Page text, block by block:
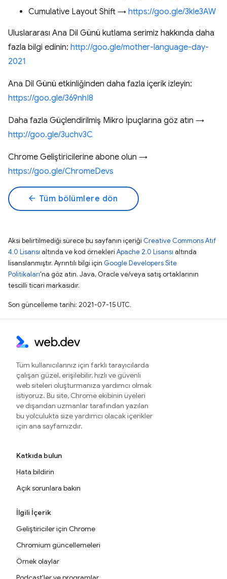
Cumulative Layout Shift → https://goo.gle/3kle3AW
Uluslararası Ana Dil Günü kutlama serimiz hakkında daha
fazla bilgi edinin: http://goo.gle/mother-language-day-
2021
Ana Dil Günü etkinliğinden daha fazla içerik izleyin:
https://goo.gle/369nhI8
Daha fazla Güçlendirilmiş Mikro İpuçlarına göz atın →
http://goo.gle/3uchv3C
Chrome Geliştiricilerine abone olun →
https://goo.gle/ChromeDevs
arrow_back Tüm bölümlere dön
Aksi belirtilmediği sürece bu sayfanın içeriği Creative Commons Atıf
4.0 Lisansı altında ve kod örnekleri Apache 2.0 Lisansı altında
lisanslanmıştır. Ayrıntılı bilgi için Google Developers Site
Politikaları'na göz atın. Java, Oracle ve/veya satış ortaklarının
tescilli ticari markasıdır.
Son güncelleme tarihi: 2021-07-15 UTC.
Tüm kullanıcılarınız için farklı tarayıcılarda
çalışan güzel, erişilebilir, hızlı ve güvenli
web siteleri oluşturmanıza yardımcı olmak
istiyoruz. Bu site, Chrome ekibinin üyeleri
ve dışarıdan uzmanlar tarafından yazılan
bu yolculukta size yardımcı olacak içerikler
için ana sayfamızdır.
Katkıda bulun
Hata bildirin
Açık sorunlara bakın
İlgili İçerik
Geliştiriciler için Chrome
Chromium güncellemeleri
Örnek olaylar